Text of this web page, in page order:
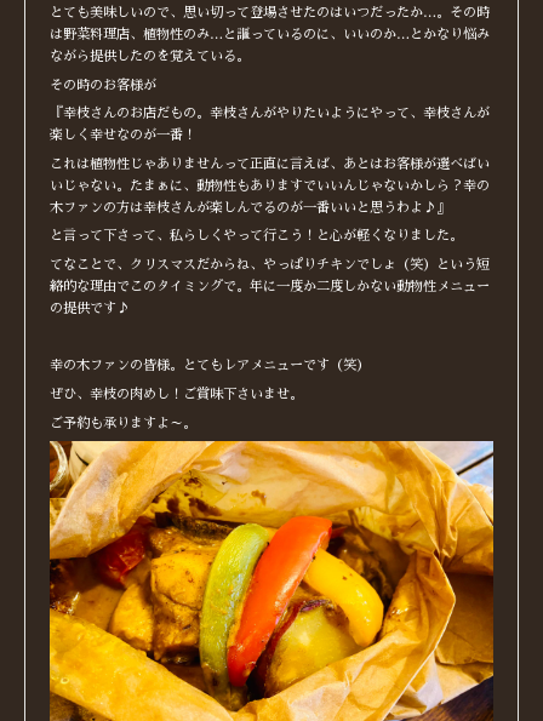
とても美味しいので、思い切って登場させたのはいつだったか…。その時
は野菜料理店、植物性のみ…と謳っているのに、いいのか…とかなり悩み
ながら提供したのを覚えている。
その時のお客様が
『幸枝さんのお店だもの。幸枝さんがやりたいようにやって、幸枝さんが
楽しく幸せなのが一番！
これは植物性じゃありませんって正直に言えば、あとはお客様が選べばい
いじゃない。たまぁに、動物性もありますでいいんじゃないかしら？幸の
木ファンの方は幸枝さんが楽しんでるのが一番いいと思うわよ♪』
と言って下さって、私らしくやって行こう！と心が軽くなりました。
てなことで、クリスマスだからね、やっぱりチキンでしょ（笑）という短
絡的な理由でこのタイミングで。年に一度か二度しかない動物性メニュー
の提供です♪
幸の木ファンの皆様。とてもレアメニューです（笑）
ぜひ、幸枝の肉めし！ご賞味下さいませ。
ご予約も承りますよ～。